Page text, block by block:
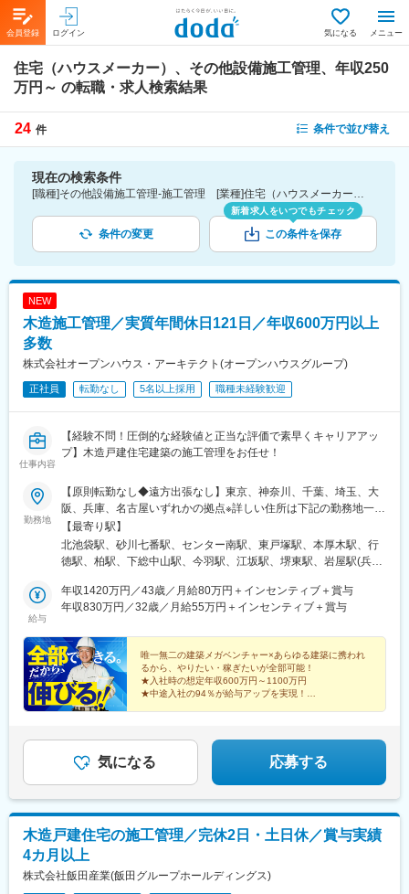
会員登録 ログイン 気になる メニュー
住宅（ハウスメーカー）、その他設備施工管理、年収250
万円～ の転職・求人検索結果
24 件 条件で並び替え
現在の検索条件
[職種]その他設備施工管理-施工管理 [業種]住宅（ハウスメーカー）-建設・プラント・不動産業界 [年収]250万円～
条件の変更
新着求人をいつでもチェック
この条件を保存
NEW
木造施工管理／実質年間休日121日／年収600万円以上
多数
株式会社オープンハウス・アーキテクト(オープンハウスグループ)
正社員 転勤なし 5名以上採用 職種未経験歓迎
仕事内容
【経験不問！圧倒的な経験値と正当な評価で素早くキャリアアッ
プ】木造戸建住宅建築の施工管理をお任せ！
勤務地
【原則転勤なし◆遠方出張なし】東京、神奈川、千葉、埼玉、大
阪、兵庫、名古屋いずれかの拠点※詳しい住所は下記の勤務地一覧
をご覧ください★エリア間の異動は基本的にありません！当社は
大都市圏中心部のみに事業領域を絞り、そこで圧倒的な高シェア
を取るという事業方針です。そのため事業エリアは東京・神奈
動は基本的にありません。※原則転勤、出張はありません※配属は
希望を考慮し決定します※受動喫煙対策：あり
【最寄り駅】
北池袋駅、砂川七番駅、センター南駅、東戸塚駅、本厚木駅、行
徳駅、柏駅、下総中山駅、今羽駅、江坂駅、堺東駅、岩屋駅(兵庫
県)、玉川上水駅、東中山駅、春日野道駅(阪神線)、栄駅(愛知県)
給与
年収1420万円／43歳／月給80万円＋インセンティブ＋賞与
年収830万円／32歳／月給55万円＋インセンティブ＋賞与
唯一無二の建築メガベンチャー×あらゆる建築に携われ
るから、やりたい・稼ぎたいが全部可能！
★入社時の想定年収600万円～1100万円
★中途入社の94％が給与アップを実現！
気になる 応募する
木造戸建住宅の施工管理／完休2日・土日休／賞与実績
4カ月以上
株式会社飯田産業(飯田グループホールディングス)